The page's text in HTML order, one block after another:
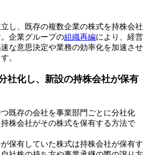
し、既存の複数企業の株式を持株会社
企業グループの組織再編により、経営
な意思決定や業務の効率化を加速させ
。
社化し、新設の持株会社が保有
既存の会社を事業部門ごとに分社化
株会社がその株式を保有する方法で
保有していた株式は持株会社が保有す